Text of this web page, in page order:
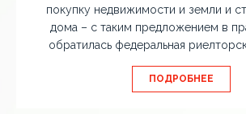
покупку недвижимости и земли и
дома – с таким предложением в
обратилась федеральная
ПОДРОБНЕЕ